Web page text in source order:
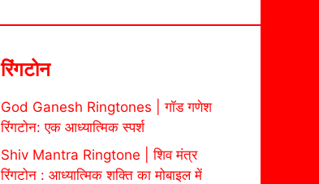
रिंगटोन
God Ganesh Ringtones | गॉड गणेश
रिंगटोन: एक आध्यात्मिक स्पर्श
Shiv Mantra Ringtone | शिव मंत्र
रिंगटोन : आध्यात्मिक शक्ति का मोबाइल में